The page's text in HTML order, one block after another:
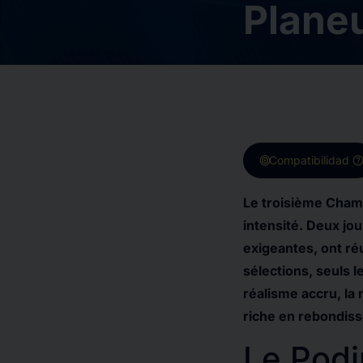
targetCompatibilidad
Le troisième
intensité. Deux
exigeantes, ont
sélections, seuls
réalisme accru, la
riche en